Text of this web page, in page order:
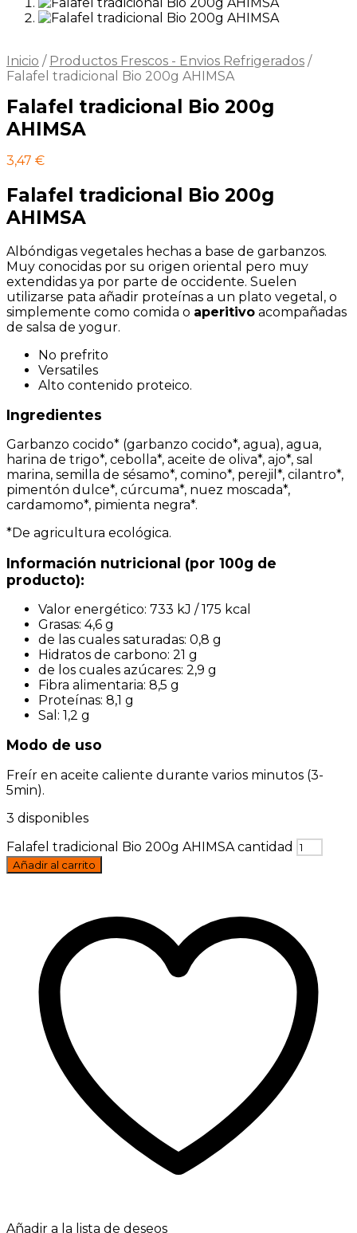
Inicio / Productos Frescos - Envios Refrigerados /
Falafel tradicional Bio 200g AHIMSA
Falafel tradicional Bio 200g
AHIMSA
3,47 €
Falafel tradicional Bio 200g
AHIMSA
Albóndigas vegetales hechas a base de garbanzos.
Muy conocidas por su origen oriental pero muy
extendidas ya por parte de occidente. Suelen
utilizarse pata añadir proteínas a un plato vegetal, o
simplemente como comida o aperitivo acompañadas
de salsa de yogur.
No prefrito
Versatiles
Alto contenido proteico.
Ingredientes
Garbanzo cocido* (garbanzo cocido*, agua), agua,
harina de trigo*, cebolla*, aceite de oliva*, ajo*, sal
marina, semilla de sésamo*, comino*, perejil*, cilantro*,
pimentón dulce*, cúrcuma*, nuez moscada*,
cardamomo*, pimienta negra*.
*De agricultura ecológica.
Información nutricional (por 100g de
producto):
Valor energético: 733 kJ / 175 kcal
Grasas: 4,6 g
de las cuales saturadas: 0,8 g
Hidratos de carbono: 21 g
de los cuales azúcares: 2,9 g
Fibra alimentaria: 8,5 g
Proteínas: 8,1 g
Sal: 1,2 g
Modo de uso
Freír en aceite caliente durante varios minutos (3-
5min).
3 disponibles
Falafel tradicional Bio 200g AHIMSA cantidad
Añadir al carrito
Añadir a la lista de deseos